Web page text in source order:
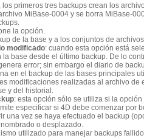
primeros tres backups crean los
MiBase-0004 y se borra MiBase-
la opción.
de la base y a los conjuntos de
modificado: cuando esta opción está
base desde el último backup. De lo
error; sin embargo el diario de
en el backup de las bases principales
modificaciones realizadas al archivo de
y del historial.
: esta opción sólo se utiliza si la
especificar si 4D debe comenzar por
una vez se haya efectuado el backup
o desplazado.
utilizado para manejar backups